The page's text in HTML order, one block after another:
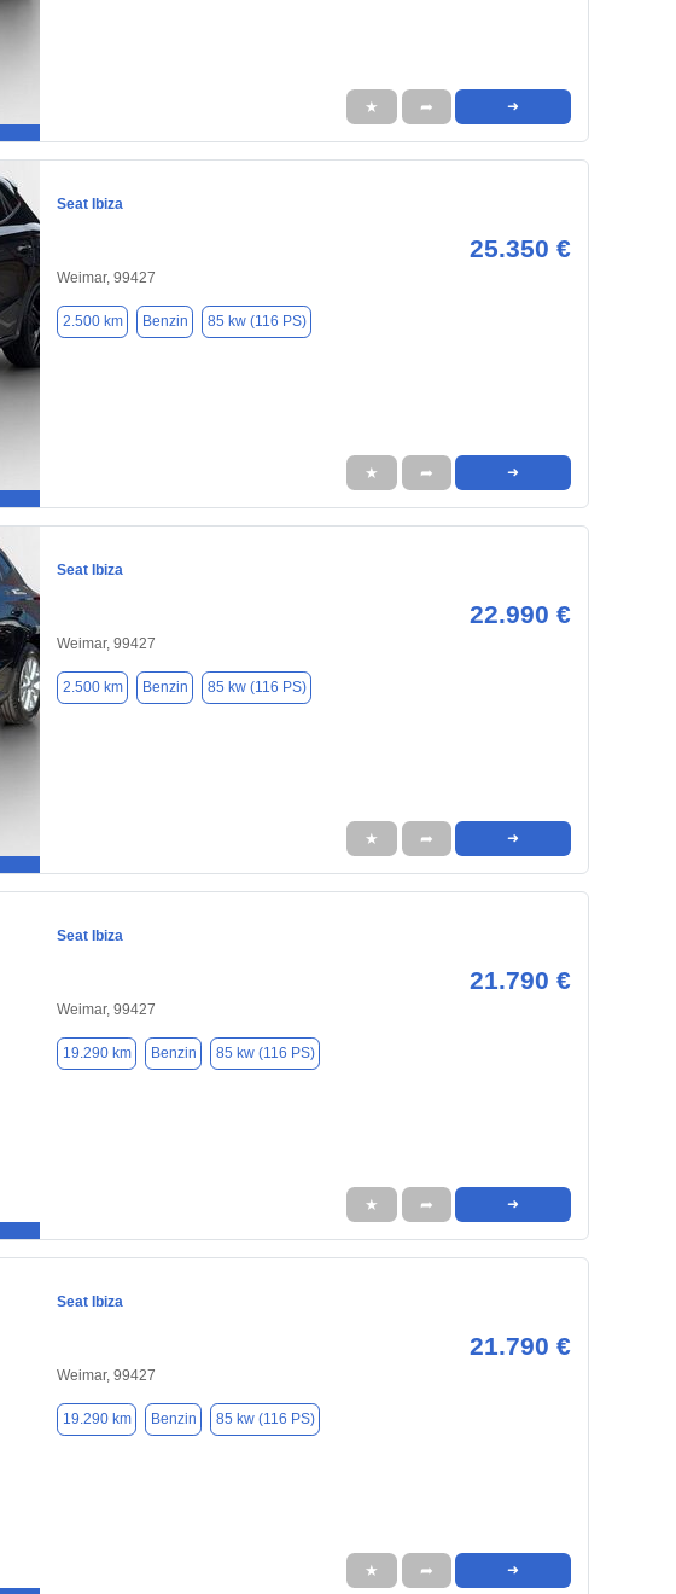
★ ➦ ➜
Seat Ibiza
25.350 €
Weimar, 99427
2.500 km Benzin 85 kw (116 PS)
★ ➦ ➜
Seat Ibiza
22.990 €
Weimar, 99427
2.500 km Benzin 85 kw (116 PS)
★ ➦ ➜
Seat Ibiza
21.790 €
Weimar, 99427
19.290 km Benzin 85 kw (116 PS)
★ ➦ ➜
Seat Ibiza
21.790 €
Weimar, 99427
19.290 km Benzin 85 kw (116 PS)
★ ➦ ➜